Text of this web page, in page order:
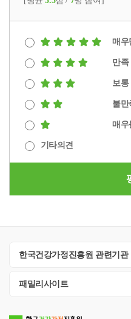
매우
만족
보통
불만
매우
기타의견
한국건강가정진흥원 관련기관
패밀리사이트